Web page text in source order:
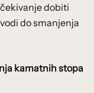
dobiti
do smanjenja
kamatnih stopa